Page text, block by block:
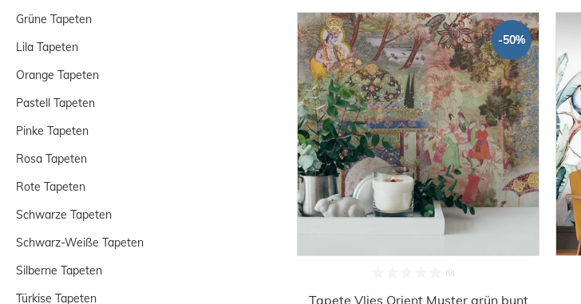
Grüne Tapeten
Lila Tapeten
Orange Tapeten
Pastell Tapeten
Pinke Tapeten
Rosa Tapeten
Rote Tapeten
Schwarze Tapeten
Schwarz-Weiße Tapeten
Silberne Tapeten
Türkise Tapeten
-50%
Tapete Vlies Orient Muster grün bunt